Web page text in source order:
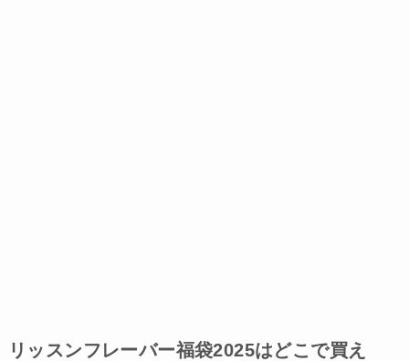
リッスンフレーバー福袋2025はどこで買え